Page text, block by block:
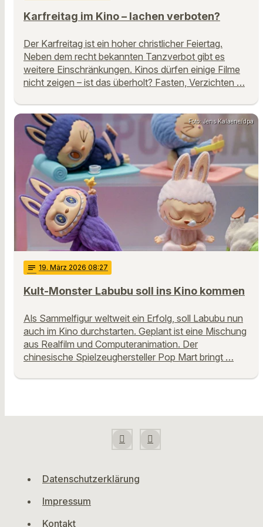
Karfreitag im Kino – lachen verboten?
Der Karfreitag ist ein hoher christlicher Feiertag.
Neben dem recht bekannten Tanzverbot gibt es
weitere Einschränkungen. Kinos dürfen einige Filme
nicht zeigen – ist das überholt? Fasten, Verzichten …
Foto: Jens Kalaene/dpa
notes 19. März 2026 08:27
Kult-Monster Labubu soll ins Kino kommen
Als Sammelfigur weltweit ein Erfolg, soll Labubu nun
auch im Kino durchstarten. Geplant ist eine Mischung
aus Realfilm und Computeranimation. Der
chinesische Spielzeughersteller Pop Mart bringt …
Datenschutzerklärung
Impressum
Kontakt